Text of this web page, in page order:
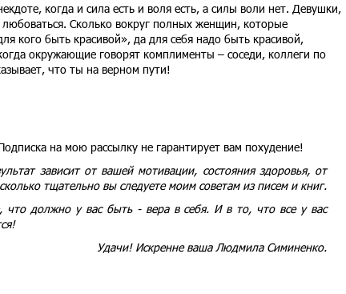
когда и сила есть и воля есть, а силы воли нет. Девушки,
Сколько вокруг полных женщин, которые
кого быть красивой», да для себя надо быть красивой,
окружающие говорят комплименты – соседи, коллеги по
что ты на верном пути!
на мою рассылку не гарантирует вам похудение!
зависит от вашей мотивации, состояния здоровья, от
тщательно вы следуете моим советам из писем и книг.
что должно у вас быть - вера в себя. И в то, что все у вас
Удачи! Искренне ваша Людмила Симиненко.